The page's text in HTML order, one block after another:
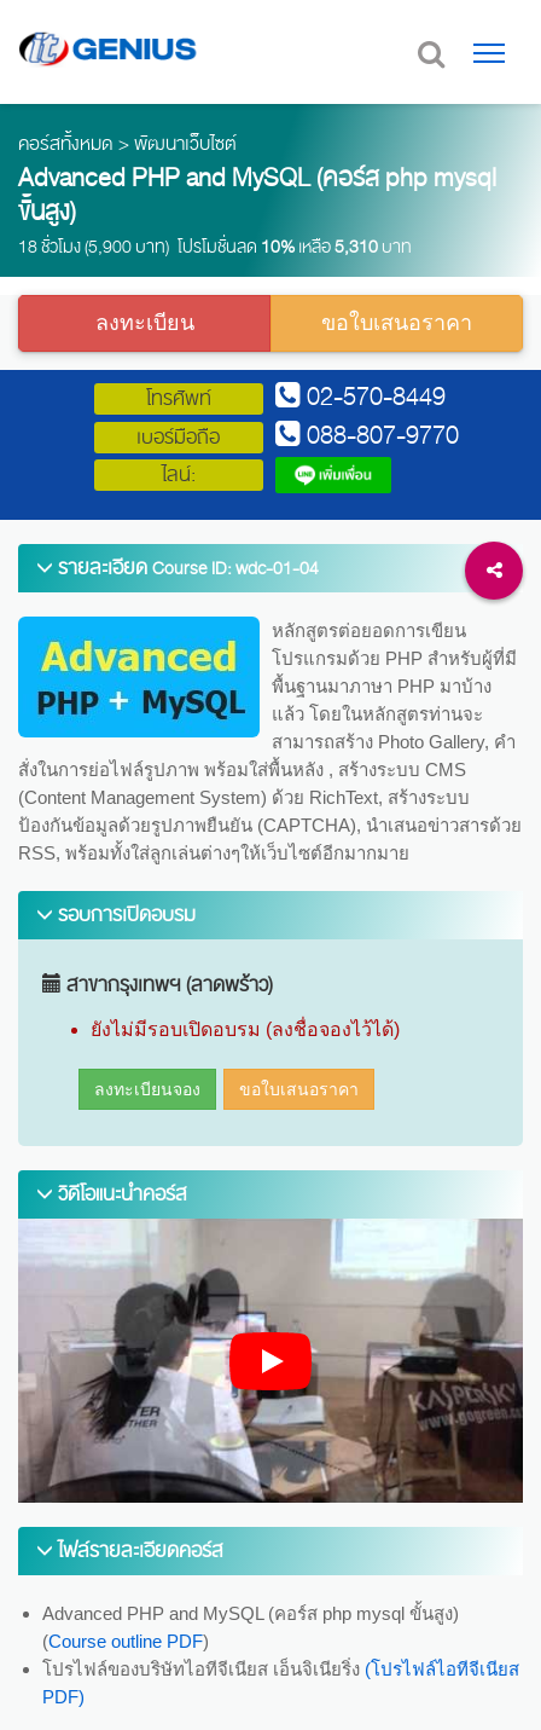
คอร์สทั้งหมด >พัฒนาเว็บไซต์
Advanced PHP and MySQL (คอร์ส php mysql
ขั้นสูง)
18 ชั่วโมง (5,900 บาท) โปรโมชั่นลด 10%เหลือ5,310บาท
ลงทะเบียน ขอใบเสนอราคา
โทรศัพท์ 02-570-8449
เบอร์มือถือ 088-807-9770
ไลน์:
รายละเอียดCourse ID: wdc-01-04
หลักสูตรต่อยอดการเขียน
โปรแกรมด้วย PHP สำหรับผู้ที่มี
พื้นฐานมาภาษา PHP มาบ้าง
แล้ว โดยในหลักสูตรท่านจะ
สามารถสร้าง Photo Gallery, คำ
สั่งในการย่อไฟล์รูปภาพ พร้อมใส่พื้นหลัง , สร้างระบบ CMS
(Content Management System) ด้วย RichText, สร้างระบบ
ป้องกันข้อมูลด้วยรูปภาพยืนยัน (CAPTCHA), นำเสนอข่าวสารด้วย
RSS, พร้อมทั้งใส่ลูกเล่นต่างๆให้เว็บไซต์อีกมากมาย
รอบการเปิดอบรม
สาขากรุงเทพฯ (ลาดพร้าว)
ยังไม่มีรอบเปิดอบรม (ลงชื่อจองไว้ได้)
ลงทะเบียนจอง ขอใบเสนอราคา
วิดีโอแนะนำคอร์ส
ไฟล์รายละเอียดคอร์ส
Advanced PHP and MySQL (คอร์ส php mysql ขั้นสูง)
(Course outline PDF)
โปรไฟล์ของบริษัทไอทีจีเนียส เอ็นจิเนียริ่ง (โปรไฟล์ไอทีจีเนียส
PDF)